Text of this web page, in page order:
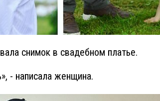
снимок в свадебном платье.
- написала женщина.